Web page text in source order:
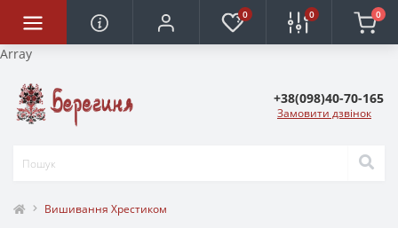
Array
0 0 0
+38(098)40-70-165
Замовити дзвінок
Вишивання Хрестиком